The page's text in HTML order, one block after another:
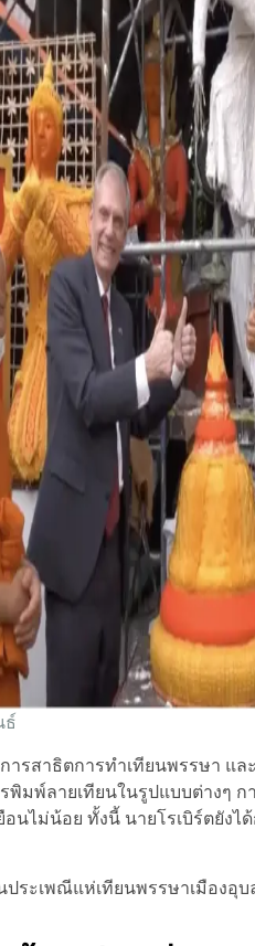
ธ์
ารสาธิตการทำเทียนพรรษา แ
พิมพ์ลายเทียนในรูปแบบต่างๆ
นไม่น้อย ทั้งนี้ นายโรเบิร์ตยังไ
ระเพณีแห่เทียนพรรษาเมืองอุ